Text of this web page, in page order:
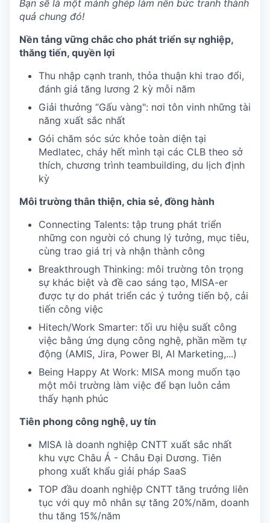
Bạn sẽ là một mảnh ghép làm nên bức tranh thành
quả chung đó!
Nền tảng vững chắc cho phát triển sự nghiệp,
thăng tiến, quyền lợi
Thu nhập cạnh tranh, thỏa thuận khi trao đổi,
đánh giá tăng lương 2 kỳ mỗi năm
Giải thưởng “Gấu vàng": nơi tôn vinh những tài
năng xuất sắc nhất
Gói chăm sóc sức khỏe toàn diện tại
Medlatec, cháy hết mình tại các CLB theo sở
thích, chương trình teambuilding, du lịch định
kỳ
Môi trường thân thiện, chia sẻ, đồng hành
Connecting Talents: tập trung phát triển
những con người có chung lý tưởng, mục tiêu,
cùng trao giá trị và nhận thành công
Breakthrough Thinking: môi trường tôn trọng
sự khác biệt và đề cao sáng tạo, MISA-er
được tự do phát triển các ý tưởng tiến bộ, cải
tiến công việc
Hitech/Work Smarter: tối ưu hiệu suất công
việc bằng ứng dụng công nghệ, phần mềm tự
động (AMIS, Jira, Power BI, AI Marketing,...)
Being Happy At Work: MISA mong muốn tạo
một môi trường làm việc để bạn luôn cảm
thấy hạnh phúc
Tiên phong công nghệ, uy tín
MISA là doanh nghiệp CNTT xuất sắc nhất
khu vực Châu Á - Châu Đại Dương. Tiên
phong xuất khẩu giải pháp SaaS
TOP đầu doanh nghiệp CNTT tăng trưởng liên
tục với quy mô nhân sự tăng 20%/năm, doanh
thu tăng 15%/năm